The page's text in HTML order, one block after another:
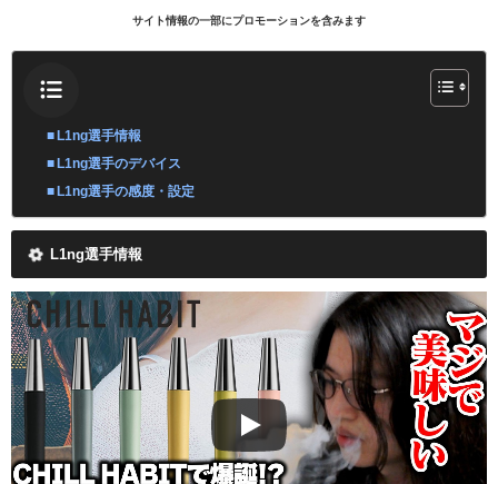
サイト情報の一部にプロモーションを含みます
L1ng選手情報
L1ng選手のデバイス
L1ng選手の感度・設定
L1ng選手情報